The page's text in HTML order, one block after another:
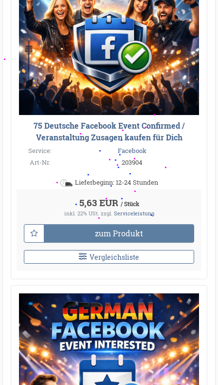
75 Deutsche Facebook Event Confirmed /
Veranstaltung Zusagen kaufen für Dich
Service:
Facebook
Art-Nr.
203904
Lieferbeginn: 12-24 Stunden
5,63 EUR / Stück
inkl. 22% USt. zzgl. Serviceleistung
zum Produkt
Vergleichsliste